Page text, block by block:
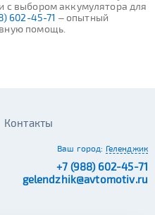
с выбором аккумулятора для
602-45-71 – опытный
помощь.
Контакты
Ваш город: Геленджик
+7 (988) 602-45-71
gelendzhik@avtomotiv.ru